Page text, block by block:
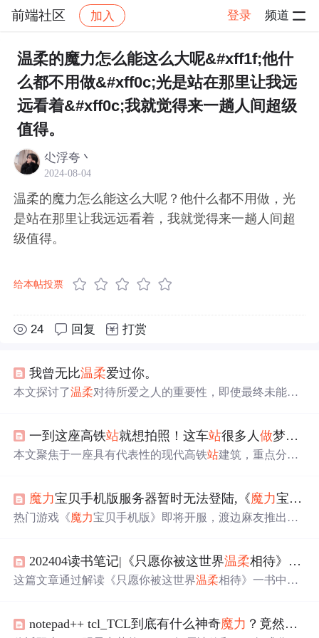
前端社区 加入 登录 频道
社区 前端社区 感慨 帖子详情
温柔的魔力怎么能这么大呢&#xff1f;他什
么都不用做&#xff0c;光是站在那里让我远
远看着&#xff0c;我就觉得来一趟人间超级
值得。
尐浮夸丶
2024-08-04
温柔的魔力怎么能这么大呢？他什么都不用做，光
是站在那里让我远远看着，我就觉得来一趟人间超
级值得。
给本帖投票
24 回复 打赏
我曾无比温柔爱过你。
本文探讨了温柔对待所爱之人的重要性，即使最终未能在
遇见的可能性。
一到这座高铁站就想拍照！这车站很多人做梦都想去
本文聚焦于一座具有代表性的现代高铁站建筑，重点分析
线、自然光线引入、材料温度感营造出兼具功能性与艺术
性的交通空间体验，体现了当代交通枢纽在人本尺度、视
魔力宝贝手机版服务器暂时无法登陆,《魔力宝贝手机版》服务器全面开启！
热门游戏《魔力宝贝手机版》即将开服，渡边麻友推出趣
选择服务器时，建议提前挑选并避开高峰。
202404读书笔记|《只愿你被这世界温柔相待》——我跌落于生活的荆棘，高傲，机敏，桀骜不驯
这篇文章通过解读《只愿你被这世界温柔相待》一书中的
鸣。notepad++ tcl_TCL到底有什么神奇魔力 ？竟然有那么多明星为它的产品